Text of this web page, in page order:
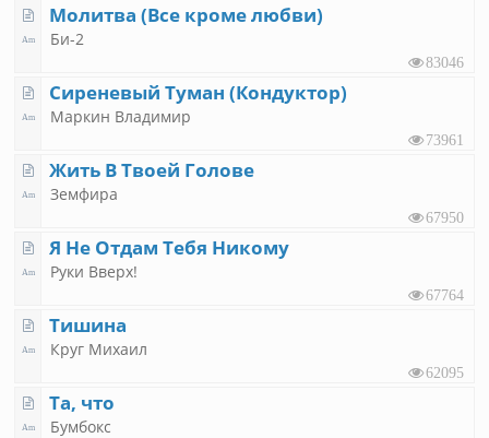
Молитва (Все кроме любви)
Би-2
83046
Сиреневый Туман (Кондуктор)
Маркин Владимир
73961
Жить В Твоей Голове
Земфира
67950
Я Не Отдам Тебя Никому
Руки Вверх!
67764
Тишина
Круг Михаил
62095
Та, что
Бумбокс